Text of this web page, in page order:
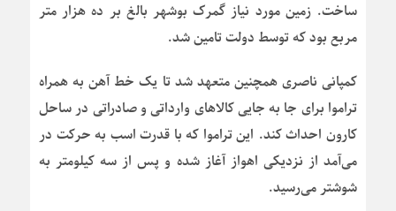
ساخت. زمین مورد نیاز گمرک بوشهر بالغ بر ده هزار متر
مربع بود که توسط دولت تامین شد.
کمپانی ناصری همچنین متعهد شد تا یک خط آهن به همراه
تراموا برای جا به جایی کالاهای وارداتی و صادراتی در ساحل
کارون احداث کند. این تراموا که با قدرت اسب به حرکت در
می‌آمد از نزدیکی اهواز آغاز شده و پس از سه کیلومتر به
شوشتر می‌رسید.